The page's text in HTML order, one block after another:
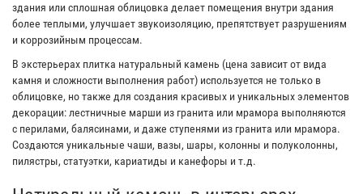
здания или сплошная облицовка делает помещения внутри здания
более теплыми, улучшает звукоизоляцию, препятствует разрушениям
и коррозийным процессам.
В экстерьерах плитка натуральный камень (цена зависит от вида
камня и сложности выполнения работ) используется не только в
облицовке, но также для создания красивых и уникальных элементов
декорации: лестничные марши из гранита или мрамора выполняются
с перилами, балясинами, и даже ступенями из гранита или мрамора.
Создаются уникальные чаши, вазы, шары, колонны и полуколонны,
пилястры, статуэтки, кариатиды и канефоры и т.д.